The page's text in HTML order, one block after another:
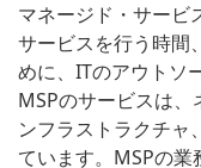
マネージド・サービ
サービスを行う時間
めに、ITのアウトソ
MSPのサービスは
ンフラストラクチャ
ています。MSPの